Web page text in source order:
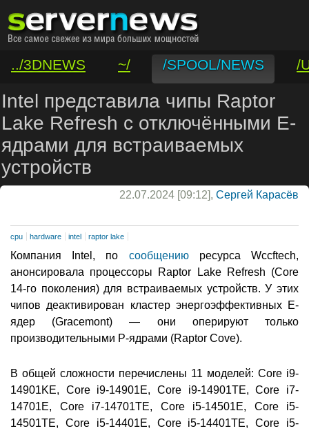
../3DNEWS ~/ /SPOOL/NEWS
/
/VAR/CONTACT
Intel представила чипы Raptor
Lake Refresh с отключёнными E-
ядрами для встраиваемых
устройств
22.07.2024 [09:12], Сергей Карасёв
cpu hardware intel raptor lake
Компания Intel, по сообщениюресурса Wccftech,
анонсировала процессоры Raptor Lake Refresh (Core
14-го поколения) для встраиваемых устройств. У этих
чипов деактивирован кластер энергоэффективных Е-
ядер (Gracemont) — они оперируют только
производительными Р-ядрами (Raptor Cove).
В общей сложности перечислены 11 моделей: Core i9-
14901KE, Core i9-14901E, Core i9-14901TE, Core i7-
14701E, Core i7-14701TE, Core i5-14501E, Core i5-
14501TE, Core i5-14401E, Core i5-14401TE, Core i5-